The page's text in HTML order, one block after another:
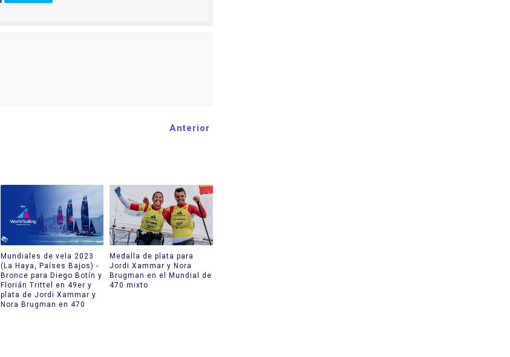
Anterior
Mundiales de vela 2023
(La Haya, Países Bajos) -
Bronce para Diego Botín y
Florián Trittel en 49er y
plata de Jordi Xammar y
Nora Brugman en 470
Medalla de plata para
Jordi Xammar y Nora
Brugman en el Mundial de
470 mixto